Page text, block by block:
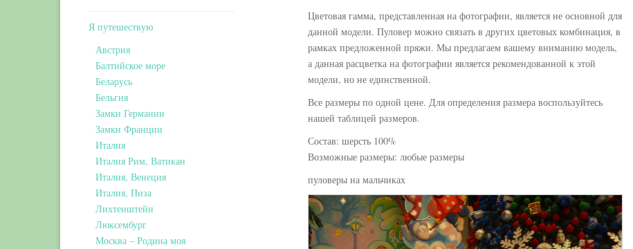
Цветовая гамма, представленная на фотографии, является не основной для
данной модели. Пуловер можно связать в других цветовых комбинация, в
рамках предложенной пряжи. Мы предлагаем вашему вниманию модель,
а данная расцветка на фотографии является рекомендованной к этой
модели, но не единственной.
Все размеры по одной цене. Для определения размера воспользуйтесь
нашей таблицей размеров.
Состав: шерсть 100%
Возможные размеры: любые размеры
пуловеры на мальчиках
Я путешествую
Австрия
Балтийское море
Беларусь
Бельгия
Замки Германии
Замки Франции
Италия
Италия Рим, Ватикан
Италия, Венеция
Италия, Пиза
Лихтенштейн
Люксембург
Москва – Родина моя